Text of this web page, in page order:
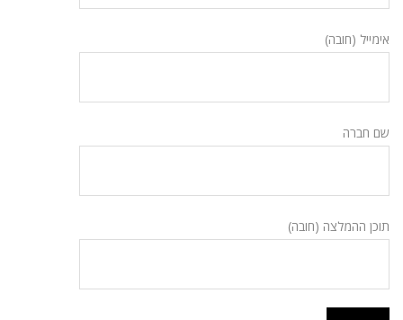
אימייל (חובה)
שם חברה
תוכן ההמלצה (חובה)